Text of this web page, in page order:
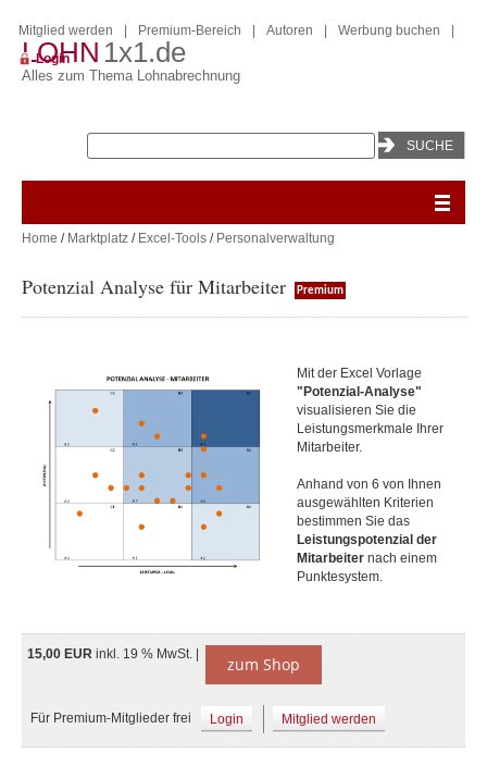
LOHN 1x1.de
Alles zum Thema Lohnabrechnung
Mitglied werden Premium-Bereich Autoren Werbung buchen
Login
Home / Marktplatz / Excel-Tools / Personalverwaltung
Potenzial Analyse für Mitarbeiter Premium
Mit der Excel Vorlage
"Potenzial-Analyse"
visualisieren Sie die
Leistungsmerkmale Ihrer
Mitarbeiter.
Anhand von 6 von Ihnen
ausgewählten Kriterien
bestimmen Sie das
Leistungspotenzial der
Mitarbeiter nach einem
Punktesystem.
15,00 EUR inkl. 19 % MwSt. | zum Shop
Für Premium-Mitglieder frei Login Mitglied werden